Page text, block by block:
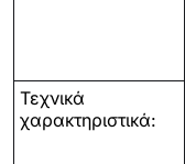
Τεχνικά
χαρακτηριστικά: